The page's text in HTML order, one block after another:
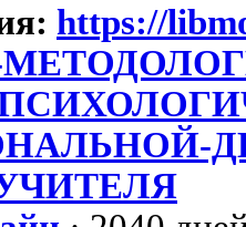
https://